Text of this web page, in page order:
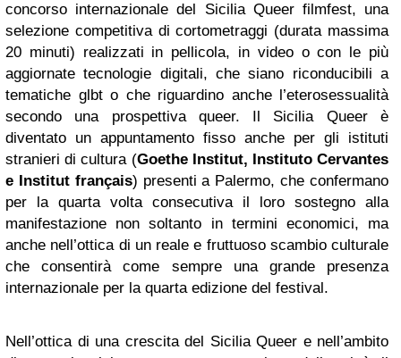
concorso internazionale del Sicilia Queer filmfest, una
selezione competitiva di cortometraggi (durata massima
20 minuti) realizzati in pellicola, in video o con le più
aggiornate tecnologie digitali, che siano riconducibili a
tematiche glbt o che riguardino anche l’eterosessualità
secondo una prospettiva queer. Il Sicilia Queer è
diventato un appuntamento fisso anche per gli istituti
stranieri di cultura (Goethe Institut, Instituto Cervantes
e Institut français) presenti a Palermo, che confermano
per la quarta volta consecutiva il loro sostegno alla
manifestazione non soltanto in termini economici, ma
anche nell’ottica di un reale e fruttuoso scambio culturale
che consentirà come sempre una grande presenza
internazionale per la quarta edizione del festival.
Nell’ottica di una crescita del Sicilia Queer e nell’ambito